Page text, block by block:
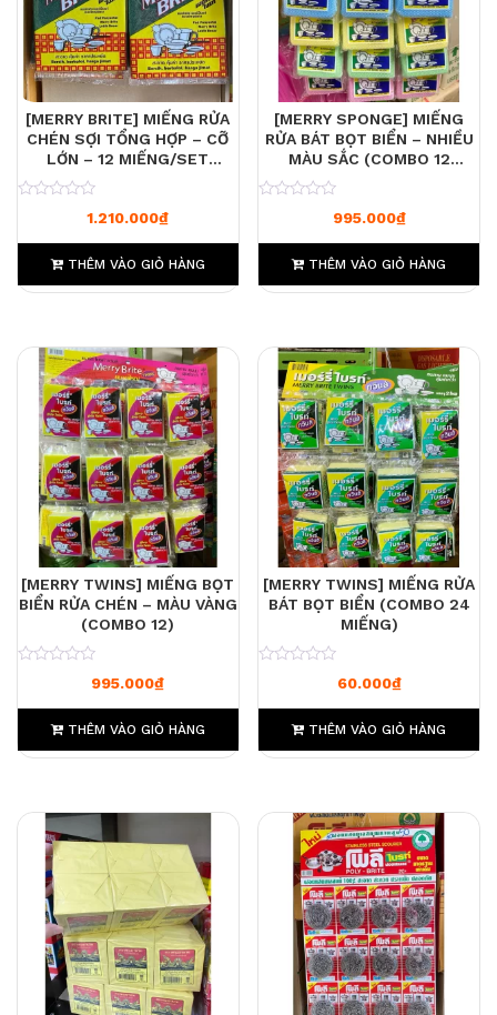
[MERRY BRITE] MIẾNG RỬA
CHÉN SỢI TỔNG HỢP – CỠ
LỚN – 12 MIẾNG/SET
(COMBO 20 SET/ 1 THÙNG)
1.210.000₫
THÊM VÀO GIỎ HÀNG
[MERRY SPONGE] MIẾNG
RỬA BÁT BỌT BIỂN – NHIỀU
MÀU SẮC (COMBO 12
995.000₫
THÊM VÀO GIỎ HÀNG
[MERRY TWINS] MIẾNG BỌT
BIỂN RỬA CHÉN – MÀU VÀNG
(COMBO 12)
995.000₫
THÊM VÀO GIỎ HÀNG
[MERRY TWINS] MIẾNG RỬA
BÁT BỌT BIỂN (COMBO 24
MIẾNG)
60.000₫
THÊM VÀO GIỎ HÀNG